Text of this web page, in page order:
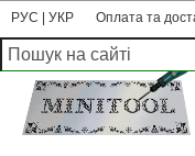
РУС УКР Оплата та